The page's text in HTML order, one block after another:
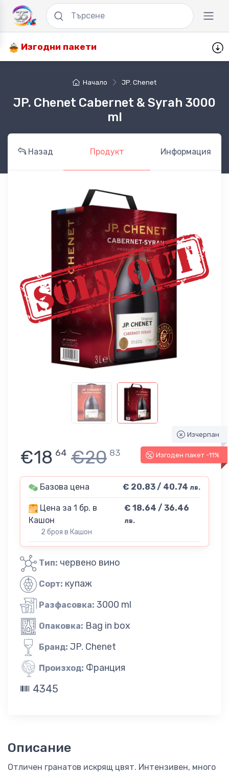
Изгодни пакети
Начало JP. Chenet
JP. Chenet Cabernet & Syrah 3000
ml
Назад Продукт Информация
Изчерпан
Изгоден пакет -11%
€18 64 €20 83
Базова цена € 20.83 / 40.74 лв.
Цена за 1 бр. в
Кашон
2 броя в Кашон
€ 18.64 / 36.46
лв.
Тип: червено вино
Сорт: купаж
Разфасовка: 3000 ml
Опаковка: Bag in box
Бранд: JP. Chenet
Произход: Франция
4345
Описание
Отличен гранатов искрящ цвят. Интензивен, много